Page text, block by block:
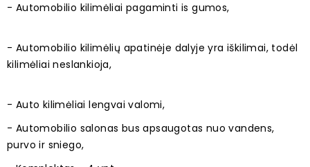
- Automobilio kilimėliai pagaminti is gumos,
- Automobilio kilimėlių apatinėje dalyje yra iškilimai, todėl
kilimėliai neslankioja,
- Auto kilimėliai lengvai valomi,
- Automobilio salonas bus apsaugotas nuo vandens,
purvo ir sniego,